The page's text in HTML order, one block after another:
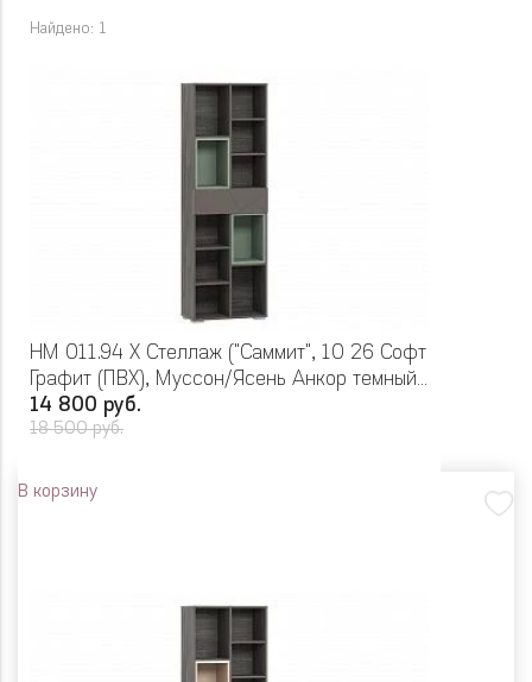
Найдено: 1
НМ 011.94 Х Стеллаж ("Саммит", 10 26 Софт
Графит (ПВХ), Муссон/Ясень Анкор темный
(KR))
14 800 руб.
18 500 руб.
В корзину